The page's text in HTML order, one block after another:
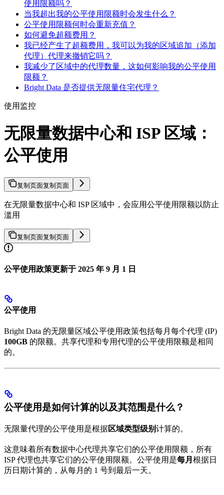
使用限额吗？
当我超出我的公平使用限额时会发生什么？
公平使用限额何时会重新充值？
如何避免超额费用？
我已经产生了超额费用，我可以为我的区域追加（添加
代理）代理来撤销它吗？
我减少了区域中的代理数量，这如何影响我的公平使用
限额？
Bright Data 是否提供无限量住宅代理？
使用监控
无限量数据中心和 ISP 区域：
公平使用
复制页面复制页面
在无限量数据中心和 ISP 区域中，会应用公平使用限额以防止
滥用
复制页面复制页面
公平使用政策更新于 2025 年 9 月 1 日
公平使用
Bright Data 的无限量区域公平使用政策包括每月每个代理 (IP)
100GB 的限额。共享代理和专用代理的公平使用限额是相同
的。
公平使用是如何计算的以及其范围是什么？
无限量代理的公平使用是根据区域类型级别计算的。
这意味着所有数据中心代理共享它们的公平使用限额，所有
ISP 代理也共享它们的公平使用限额。公平使用是每月 根据日
历日期计算的，从每月的 1 号到最后一天。